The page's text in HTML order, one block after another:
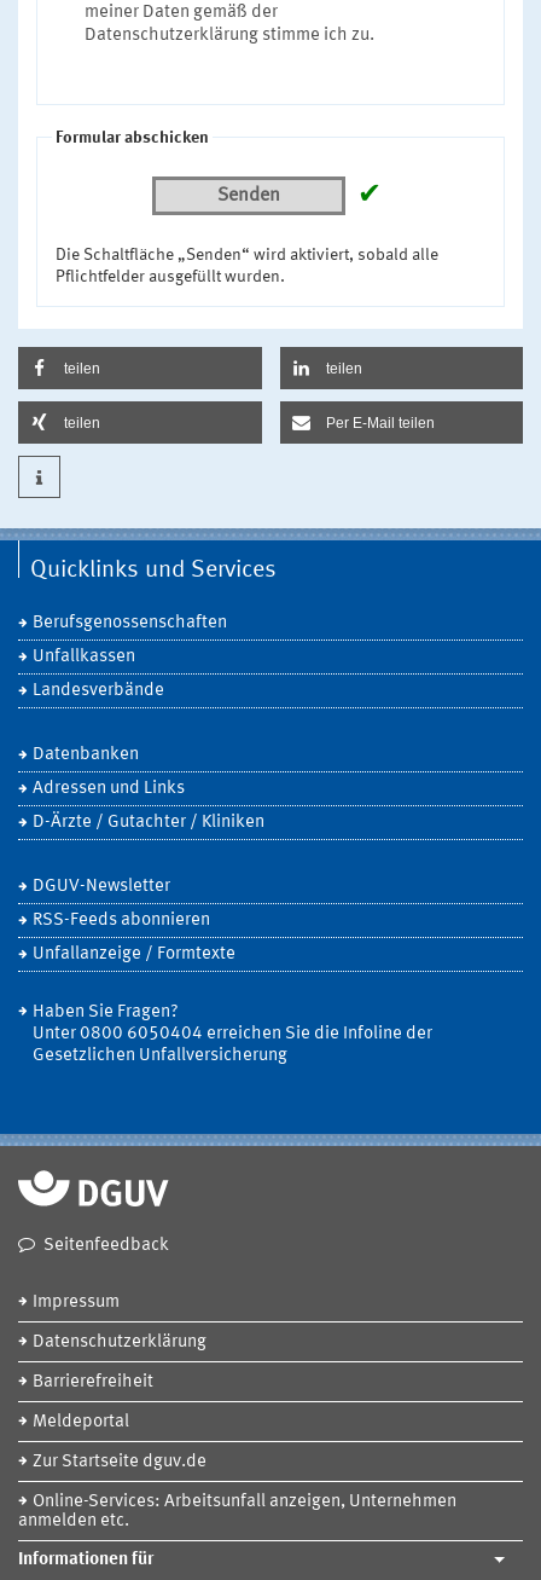
meiner Daten gemäß der
Datenschutzerklärung stimme ich zu.
Formular abschicken
Senden ✔
Die Schaltfläche „Senden“ wird aktiviert, sobald alle
Pflichtfelder ausgefüllt wurden.
teilen teilen
teilen Per E-Mail teilen
Quicklinks und Services
Berufsgenossenschaften
Unfallkassen
Landesverbände
Datenbanken
Adressen und Links
D-Ärzte / Gutachter / Kliniken
DGUV-Newsletter
RSS-Feeds abonnieren
Unfallanzeige / Formtexte
Haben Sie Fragen?
Unter 0800 6050404 erreichen Sie die Infoline der
Gesetzlichen Unfallversicherung
Seitenfeedback
Impressum
Datenschutzerklärung
Barrierefreiheit
Meldeportal
Zur Startseite dguv.de
Online-Services: Arbeitsunfall anzeigen, Unternehmen
anmelden etc.
Informationen für